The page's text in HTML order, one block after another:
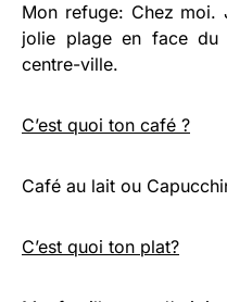
Mon refuge: Chez moi.
jolie plage en face
centre-ville.
C’est quoi ton café ?
Café au lait ou
C’est quoi ton plat?